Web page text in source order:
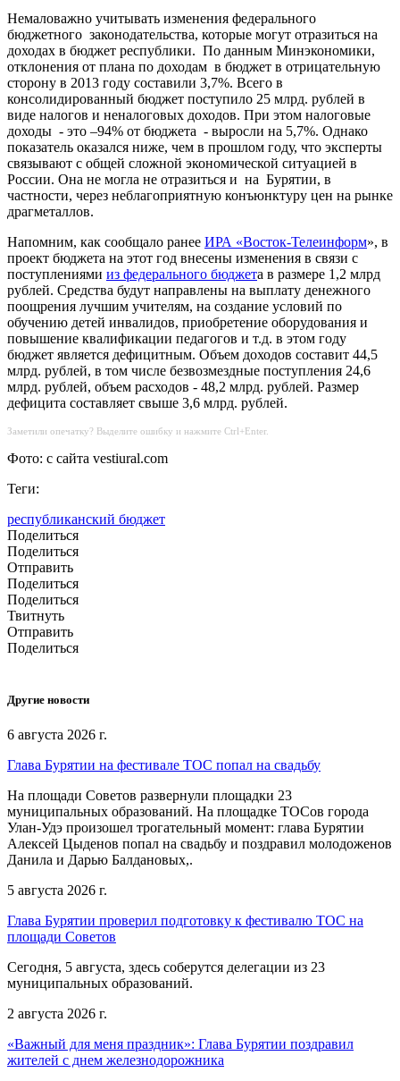
Немаловажно учитывать изменения федерального
бюджетного законодательства, которые могут отразиться на
доходах в бюджет республики. По данным Минэкономики,
отклонения от плана по доходам в бюджет в отрицательную
сторону в 2013 году составили 3,7%. Всего в
консолидированный бюджет поступило 25 млрд. рублей в
виде налогов и неналоговых доходов. При этом налоговые
доходы - это –94% от бюджета - выросли на 5,7%. Однако
показатель оказался ниже, чем в прошлом году, что эксперты
связывают с общей сложной экономической ситуацией в
России. Она не могла не отразиться и на Бурятии, в
частности, через неблагоприятную конъюнктуру цен на рынке
драгметаллов.
Напомним, как сообщало ранее ИРА «Восток-Телеинформ», в
проект бюджета на этот год внесены изменения в связи с
поступлениями из федерального бюджета в размере 1,2 млрд
рублей. Средства будут направлены на выплату денежного
поощрения лучшим учителям, на создание условий по
обучению детей инвалидов, приобретение оборудования и
повышение квалификации педагогов и т.д. в этом году
бюджет является дефицитным. Объем доходов составит 44,5
млрд. рублей, в том числе безвозмездные поступления 24,6
млрд. рублей, объем расходов - 48,2 млрд. рублей. Размер
дефицита составляет свыше 3,6 млрд. рублей.
Заметили опечатку? Выделите ошибку и нажмите Ctrl+Enter.
Фото: с сайта vestiural.com
Теги:
республиканский бюджет
Поделиться
Поделиться
Отправить
Поделиться
Поделиться
Твитнуть
Отправить
Поделиться
Другие новости
6 августа 2026 г.
Глава Бурятии на фестивале ТОС попал на свадьбу
На площади Советов развернули площадки 23
муниципальных образований. На площадке ТОСов города
Улан-Удэ произошел трогательный момент: глава Бурятии
Алексей Цыденов попал на свадьбу и поздравил молодоженов
Данила и Дарью Балдановых,.
5 августа 2026 г.
Глава Бурятии проверил подготовку к фестивалю ТОС на
площади Советов
Сегодня, 5 августа, здесь соберутся делегации из 23
муниципальных образований.
2 августа 2026 г.
«Важный для меня праздник»: Глава Бурятии поздравил
жителей с днем железнодорожника